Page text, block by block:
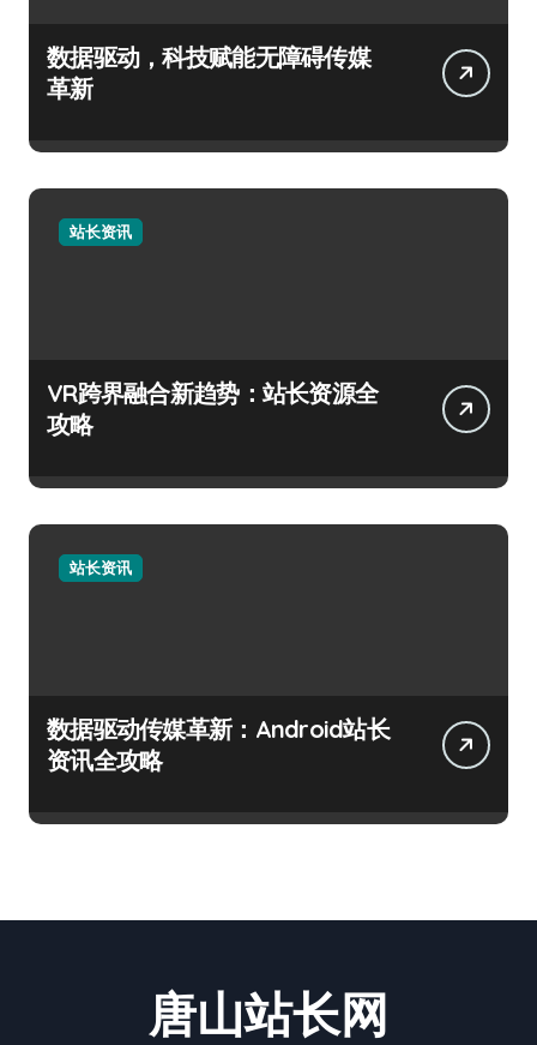
数据驱动，科技赋能无障碍传媒
革新
站长资讯
VR跨界融合新趋势：站长资源全
攻略
站长资讯
数据驱动传媒革新：Android站长
资讯全攻略
唐山站长网